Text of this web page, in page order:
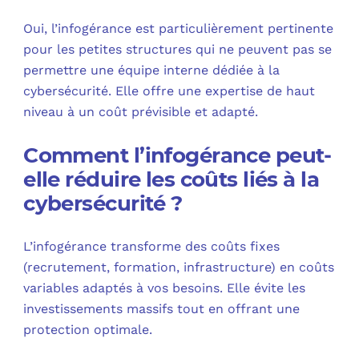
Oui, l’infogérance est particulièrement pertinente
pour les petites structures qui ne peuvent pas se
permettre une équipe interne dédiée à la
cybersécurité. Elle offre une expertise de haut
niveau à un coût prévisible et adapté.
Comment l’infogérance peut-
elle réduire les coûts liés à la
cybersécurité ?
L’infogérance transforme des coûts fixes
(recrutement, formation, infrastructure) en coûts
variables adaptés à vos besoins. Elle évite les
investissements massifs tout en offrant une
protection optimale.